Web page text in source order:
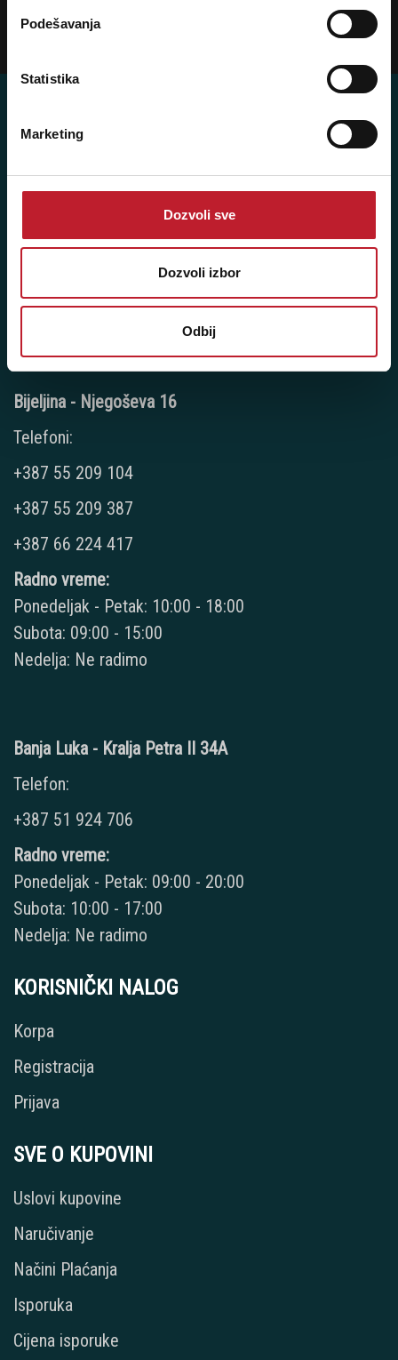
Podešavanja
Statistika
Marketing
Dozvoli sve
Dozvoli izbor
Odbij
Prijavi
Player 387 doo
Posredovanje u trgovini raznovrsnim proizvodima
Matični broj: 11091369
JIB: 4403444110009
NAŠE PRODAVNICE
Bijeljina - Njegoševa 16
Telefoni:
+387 55 209 104
+387 55 209 387
+387 66 224 417
Radno vreme:
Ponedeljak - Petak: 10:00 - 18:00
Subota: 09:00 - 15:00
Nedelja: Ne radimo
Banja Luka - Kralja Petra II 34A
Telefon:
+387 51 924 706
Radno vreme:
Ponedeljak - Petak: 09:00 - 20:00
Subota: 10:00 - 17:00
Nedelja: Ne radimo
KORISNIČKI NALOG
Korpa
Registracija
Prijava
SVE O KUPOVINI
Uslovi kupovine
Naručivanje
Načini Plaćanja
Isporuka
Cijena isporuke